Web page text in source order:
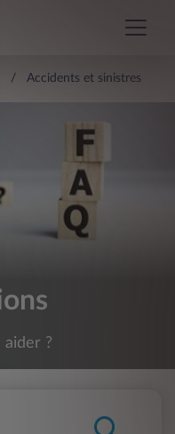
Accidents et sinistres
aider ?